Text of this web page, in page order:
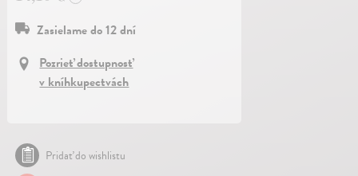
Zasielame do 12 dní
Pozrieť dostupnosť
v kníhkupectvách
Pridať do wishlistu